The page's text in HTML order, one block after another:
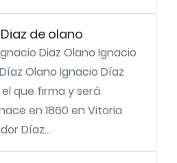
de olano
Diaz Olano Ignacio
Olano Ignacio Díaz
que firma y será
en 1860 en Vitoria
Díaz...